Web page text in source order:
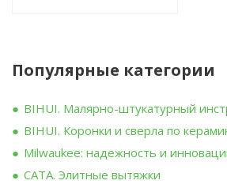
Популярные категории
BIHUI. Малярно-штукатурный
BIHUI. Коронки и сверла по
Milwaukee: надежность и
CATA. Элитные вытяжки